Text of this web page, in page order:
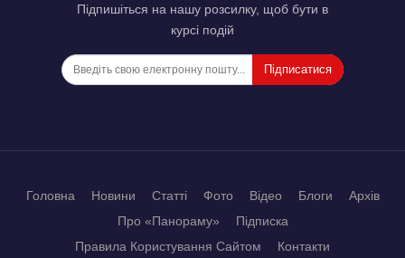
Підпишіться на нашу розсилку, щоб бути в
курсі подій
Підписатися
Головна Новини Статті Фото Відео Блоги
Архів
Про «Панораму»
Підписка
Правила Користування Сайтом
Контакти